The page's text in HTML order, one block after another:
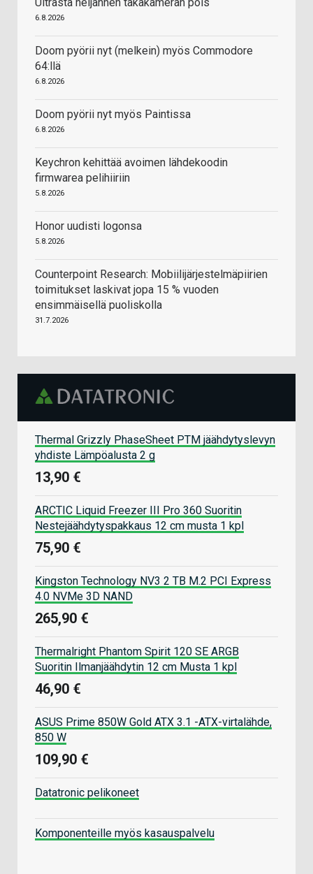
6.8.2026
Doom pyörii nyt (melkein) myös Commodore
64:llä
6.8.2026
Doom pyörii nyt myös Paintissa
6.8.2026
Keychron kehittää avoimen lähdekoodin
firmwarea pelihiiriin
5.8.2026
Honor uudisti logonsa
5.8.2026
Counterpoint Research: Mobiilijärjestelmäpiirien
toimitukset laskivat jopa 15 % vuoden
ensimmäisellä puoliskolla
31.7.2026
Thermal Grizzly PhaseSheet PTM jäähdytyslevyn
yhdiste Lämpöalusta 2 g
13,90 €
ARCTIC Liquid Freezer III Pro 360 Suoritin
Nestejäähdytyspakkaus 12 cm musta 1 kpl
75,90 €
Kingston Technology NV3 2 TB M.2 PCI Express
4.0 NVMe 3D NAND
265,90 €
Thermalright Phantom Spirit 120 SE ARGB
Suoritin Ilmanjäähdytin 12 cm Musta 1 kpl
46,90 €
ASUS Prime 850W Gold ATX 3.1 -ATX-virtalähde,
850 W
109,90 €
Datatronic pelikoneet
Komponenteille myös kasauspalvelu